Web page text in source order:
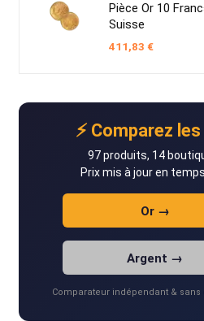
Pièce Or 10
Suisse
411,83 €
⚡ Comparez
97 produits, 14
Prix mis à jour en temps
Or →
Argent →
Comparateur indépendant &